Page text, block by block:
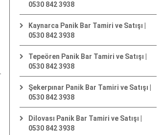
0530 842 3938
Kaynarca Panik Bar Tamiri ve Satışı |
0530 842 3938
Tepeören Panik Bar Tamiri ve Satışı |
0530 842 3938
Şekerpınar Panik Bar Tamiri ve Satışı |
0530 842 3938
Dilovası Panik Bar Tamiri ve Satışı |
0530 842 3938